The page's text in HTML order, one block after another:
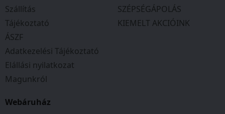
Szállítás
Tájékoztató
ÁSZF
Adatkezelési Tájékoztató
Elállási nyilatkozat
Magunkról
SZÉPSÉGÁPOLÁS
KIEMELT AKCIÓINK
Webáruház